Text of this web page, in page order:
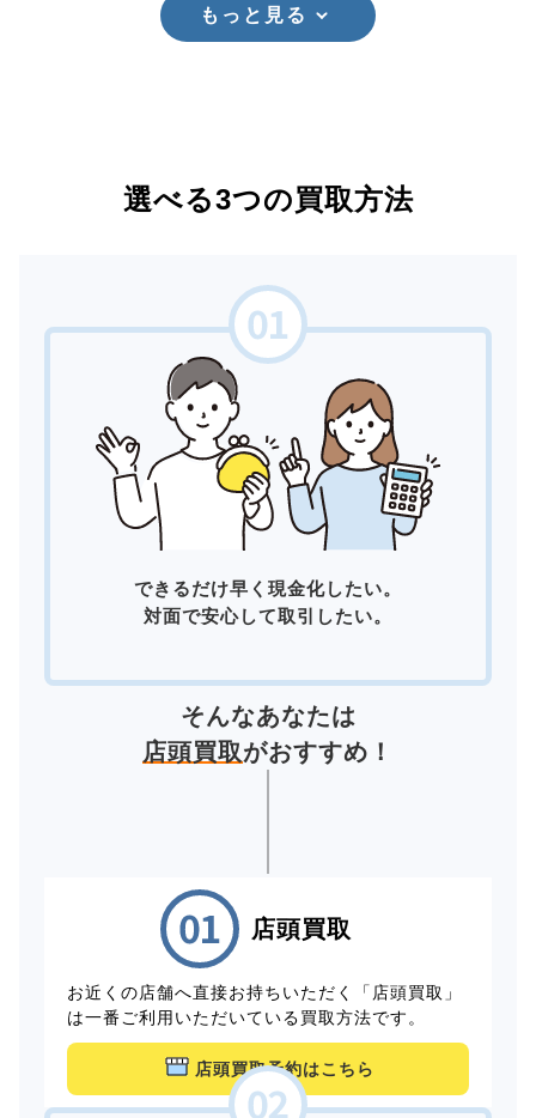
もっと見る
選べる3つの買取方法
できるだけ早く現金化したい。
対面で安心して取引したい。
そんなあなたは
店頭買取がおすすめ！
店頭買取
お近くの店舗へ直接お持ちいただく「店頭買取」
は一番ご利用いただいている買取方法です。
店頭買取予約はこちら